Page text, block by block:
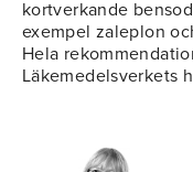
kortverkande
exempel zaleplon
Hela
Läkemedelsverkets